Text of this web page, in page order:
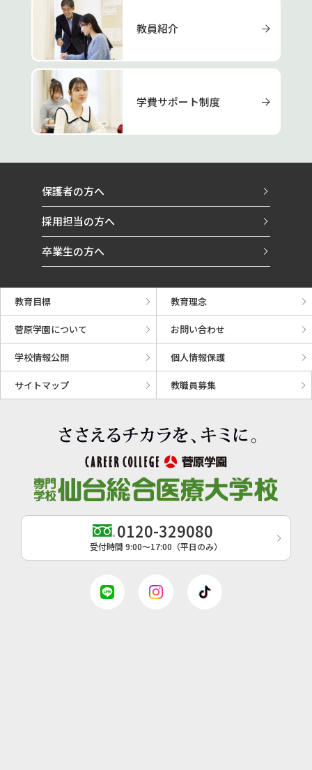
教員紹介
学費サポート制度
保護者の方へ
採用担当の方へ
卒業生の方へ
教育目標 教育理念
菅原学園について お問い合わせ
学校情報公開 個人情報保護
サイトマップ 教職員募集
0120-329080
受付時間 9:00〜17:00（平日のみ）